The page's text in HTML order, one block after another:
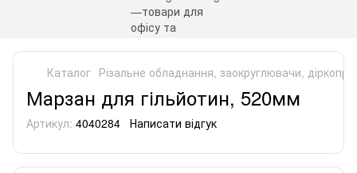
Каталог Різальне обладнання, заокруглювачи,
Марзан для гільйотин, 520мм
Артикул: 4040284 Написати відгук